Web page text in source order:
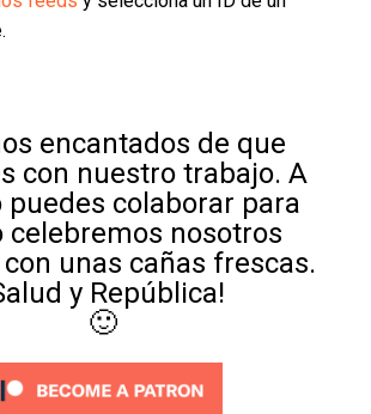
encantados de que
con nuestro trabajo. A
puedes colaborar para
celebremos nosotros
unas cañas frescas.
y República!
🙂